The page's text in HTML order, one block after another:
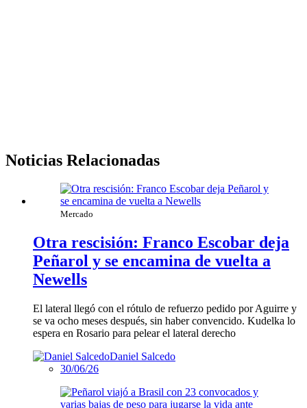
Noticias Relacionadas
Mercado
Otra rescisión: Franco Escobar deja
Peñarol y se encamina de vuelta a
Newells
El lateral llegó con el rótulo de refuerzo pedido por Aguirre y
se va ocho meses después, sin haber convencido. Kudelka lo
espera en Rosario para pelear el lateral derecho
Daniel Salcedo
30/06/26